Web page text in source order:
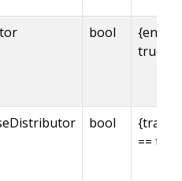
bool
true
bool
== true